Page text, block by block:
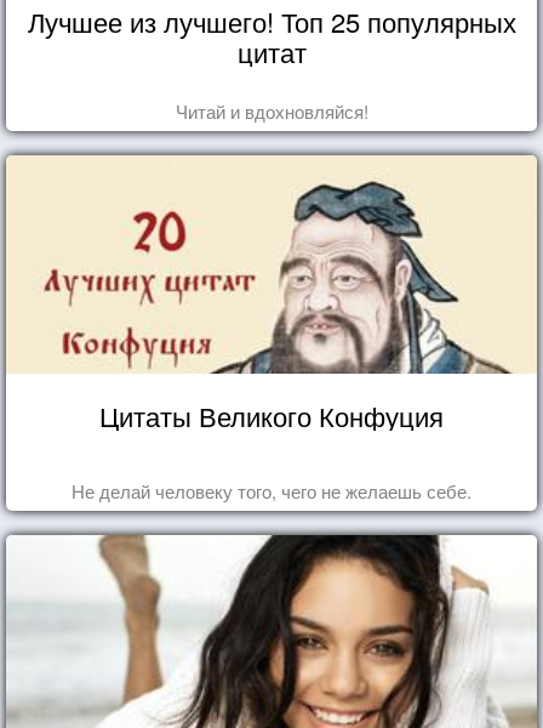
Лучшее из лучшего! Топ 25 популярных
цитат
Читай и вдохновляйся!
Цитаты Великого Конфуция
Не делай человеку того, чего не желаешь себе.